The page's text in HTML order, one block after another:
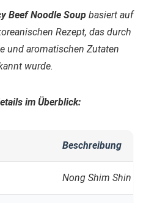
Beef Noodle Soup basiert auf
Rezept, das durch
und aromatischen Zutaten
wurde.
im Überblick:
Beschreibung
Nong Shim Shin